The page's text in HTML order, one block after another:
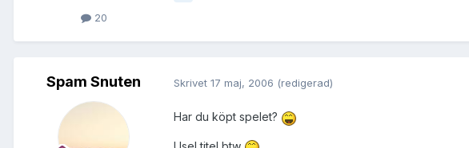
20
Spam Snuten Skrivet 17 maj, 2006 (redigerad)
Har du köpt spelet?